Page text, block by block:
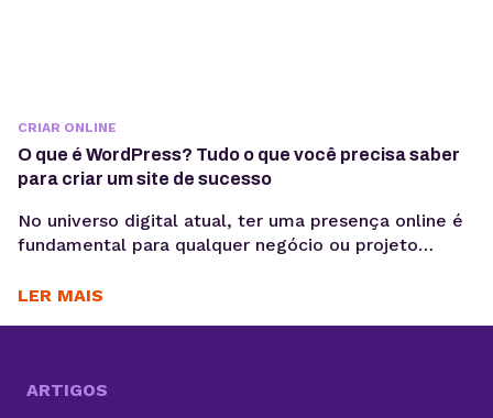
CRIAR ONLINE
O que é WordPress? Tudo o que você precisa saber
para criar um site de sucesso
No universo digital atual, ter uma presença online é
fundamental para qualquer negócio ou projeto
criar e gerenciar sites é o WordPress. Mas afinal, o
LER MAIS
ARTIGOS